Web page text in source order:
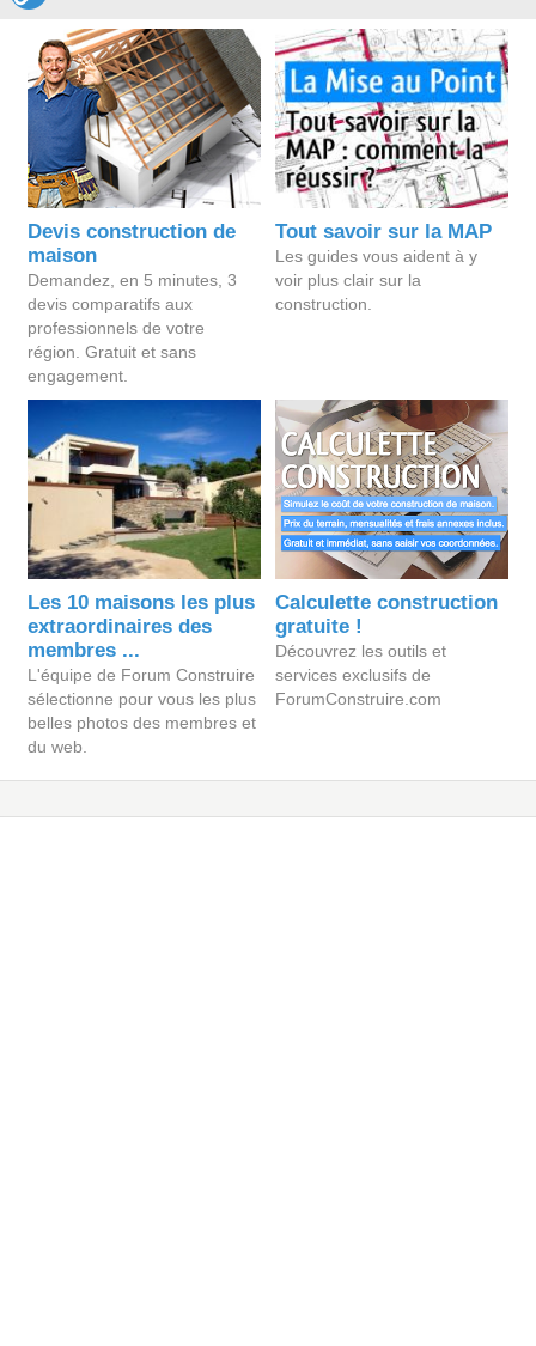
Devis construction de
maison
Demandez, en 5 minutes, 3
devis comparatifs aux
professionnels de votre
région. Gratuit et sans
engagement.
Tout savoir sur la MAP
Les guides vous aident à y
voir plus clair sur la
construction.
Les 10 maisons les plus
extraordinaires des
membres ...
L'équipe de Forum Construire
sélectionne pour vous les plus
belles photos des membres et
du web.
Calculette construction
gratuite !
Découvrez les outils et
services exclusifs de
ForumConstruire.com